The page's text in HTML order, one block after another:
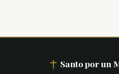
Santo por un